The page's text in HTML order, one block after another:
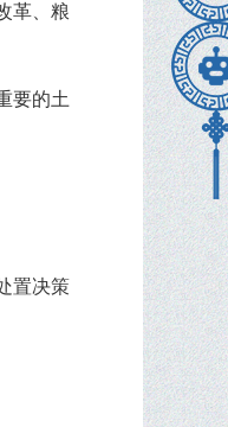
革、粮
要的土
置决策